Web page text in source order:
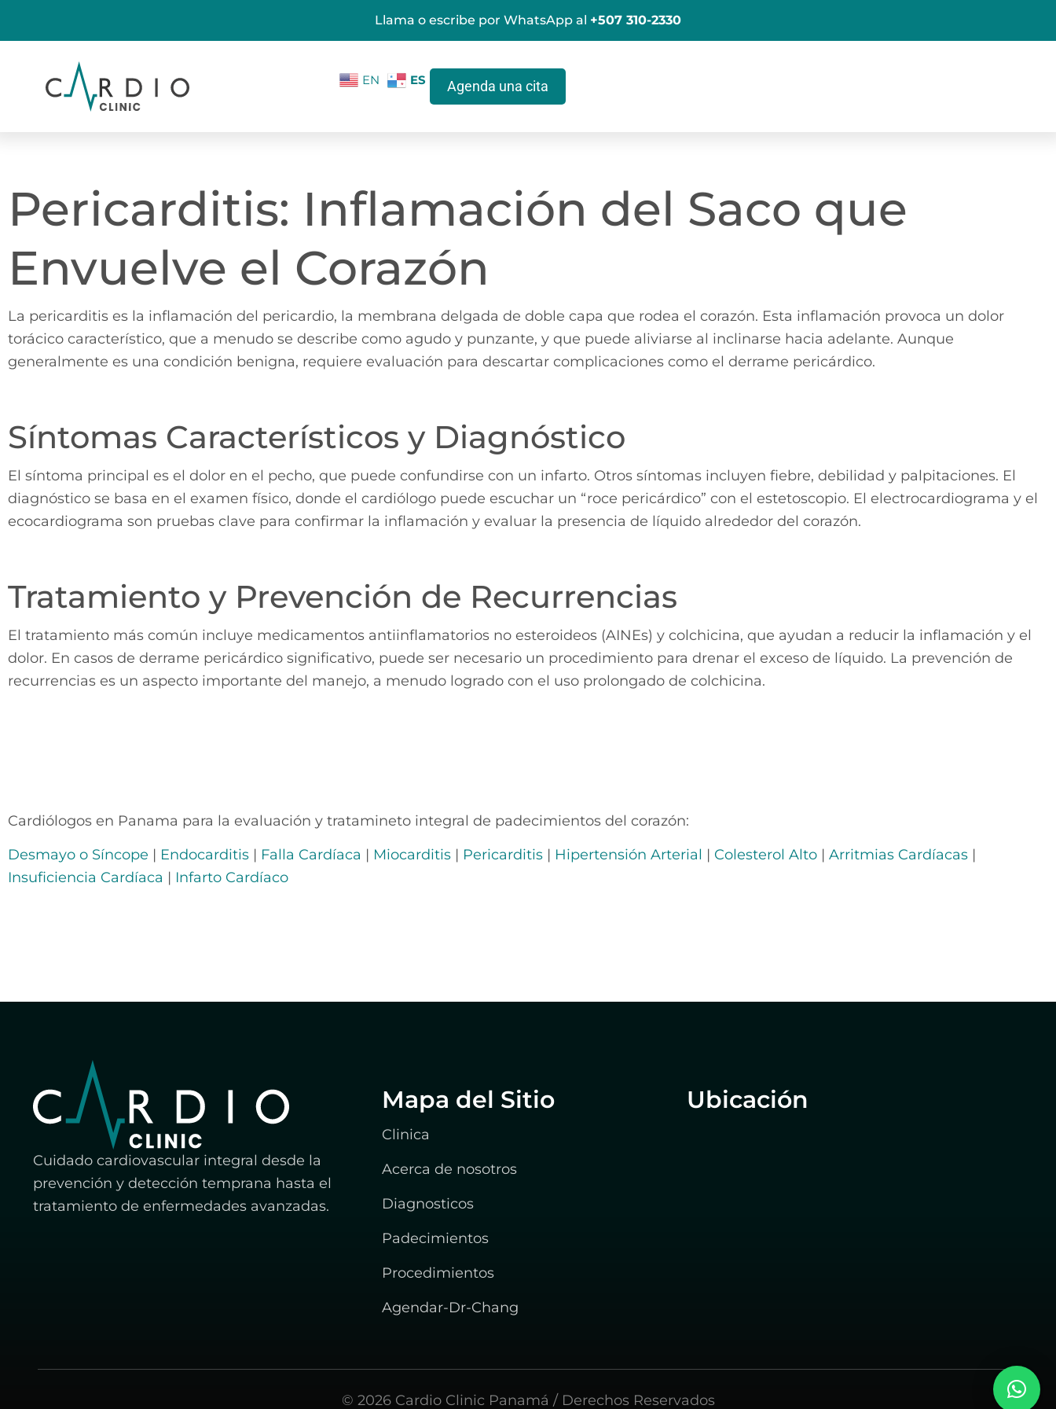
Llama o escribe por WhatsApp al +507 310-2330
EN ES Agenda una cita
Pericarditis: Inflamación del Saco que
Envuelve el Corazón
La pericarditis es la inflamación del pericardio, la membrana delgada de doble capa que rodea el corazón. Esta inflamación provoca un dolor
torácico característico, que a menudo se describe como agudo y punzante, y que puede aliviarse al inclinarse hacia adelante. Aunque
generalmente es una condición benigna, requiere evaluación para descartar complicaciones como el derrame pericárdico.
Síntomas Característicos y Diagnóstico
El síntoma principal es el dolor en el pecho, que puede confundirse con un infarto. Otros síntomas incluyen fiebre, debilidad y palpitaciones. El
diagnóstico se basa en el examen físico, donde el cardiólogo puede escuchar un “roce pericárdico” con el estetoscopio. El electrocardiograma y el
ecocardiograma son pruebas clave para confirmar la inflamación y evaluar la presencia de líquido alrededor del corazón.
Tratamiento y Prevención de Recurrencias
El tratamiento más común incluye medicamentos antiinflamatorios no esteroideos (AINEs) y colchicina, que ayudan a reducir la inflamación y el
dolor. En casos de derrame pericárdico significativo, puede ser necesario un procedimiento para drenar el exceso de líquido. La prevención de
recurrencias es un aspecto importante del manejo, a menudo logrado con el uso prolongado de colchicina.
Cardiólogos en Panama para la evaluación y tratamineto integral de padecimientos del corazón:
Desmayo o Síncope | Endocarditis | Falla Cardíaca | Miocarditis | Pericarditis | Hipertensión Arterial | Colesterol Alto | Arritmias Cardíacas |
Insuficiencia Cardíaca | Infarto Cardíaco
Cuidado cardiovascular integral desde la
prevención y detección temprana hasta el
tratamiento de enfermedades avanzadas.
Mapa del Sitio
Clinica
Acerca de nosotros
Diagnosticos
Padecimientos
Procedimientos
Agendar-Dr-Chang
Ubicación
© 2026 Cardio Clinic Panamá / Derechos Reservados